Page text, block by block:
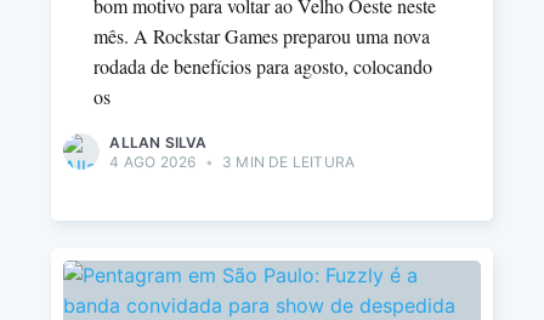
bom motivo para voltar ao Velho Oeste neste
mês. A Rockstar Games preparou uma nova
rodada de benefícios para agosto, colocando
os
ALLAN SILVA
4 AGO 2026 • 3 MIN DE LEITURA